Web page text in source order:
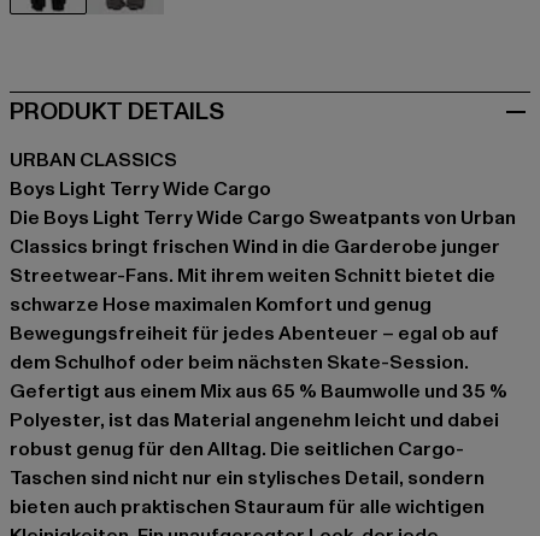
PRODUKT DETAILS
URBAN CLASSICS
Boys Light Terry Wide Cargo
Die Boys Light Terry Wide Cargo Sweatpants von Urban
Classics bringt frischen Wind in die Garderobe junger
Streetwear-Fans. Mit ihrem weiten Schnitt bietet die
schwarze Hose maximalen Komfort und genug
Bewegungsfreiheit für jedes Abenteuer – egal ob auf
dem Schulhof oder beim nächsten Skate-Session.
Gefertigt aus einem Mix aus 65 % Baumwolle und 35 %
Polyester, ist das Material angenehm leicht und dabei
robust genug für den Alltag. Die seitlichen Cargo-
Taschen sind nicht nur ein stylisches Detail, sondern
bieten auch praktischen Stauraum für alle wichtigen